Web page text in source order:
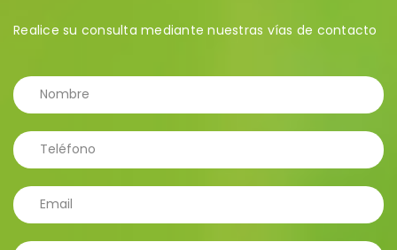
Realice su consulta mediante nuestras vías de contacto